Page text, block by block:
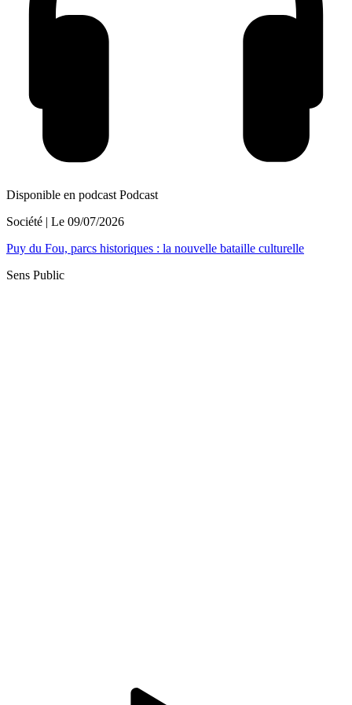
Disponible en podcast Podcast
Société | Le 09/07/2026
Puy du Fou, parcs historiques : la nouvelle bataille culturelle
Sens Public